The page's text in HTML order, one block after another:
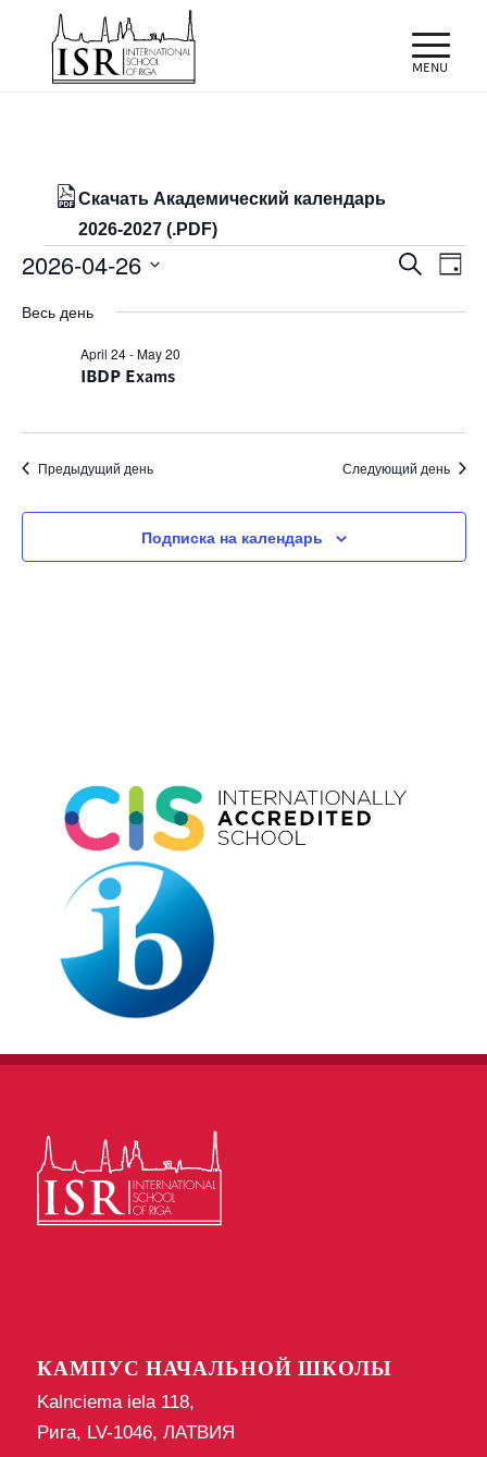
Скачать Академический календарь
2026-2027 (.PDF)
Мероприятия
for
26/04/2026
Поиск
Поиск
День
2026-04-26
дату.
Весь день
IBDP Exams
April 24-May 20
Предыдущий день Следующий день
Подписка на календарь
КАМПУС НАЧАЛЬНОЙ ШКОЛЫ
Kalnciema iela 118,
Рига, LV-1046, ЛАТВИЯ